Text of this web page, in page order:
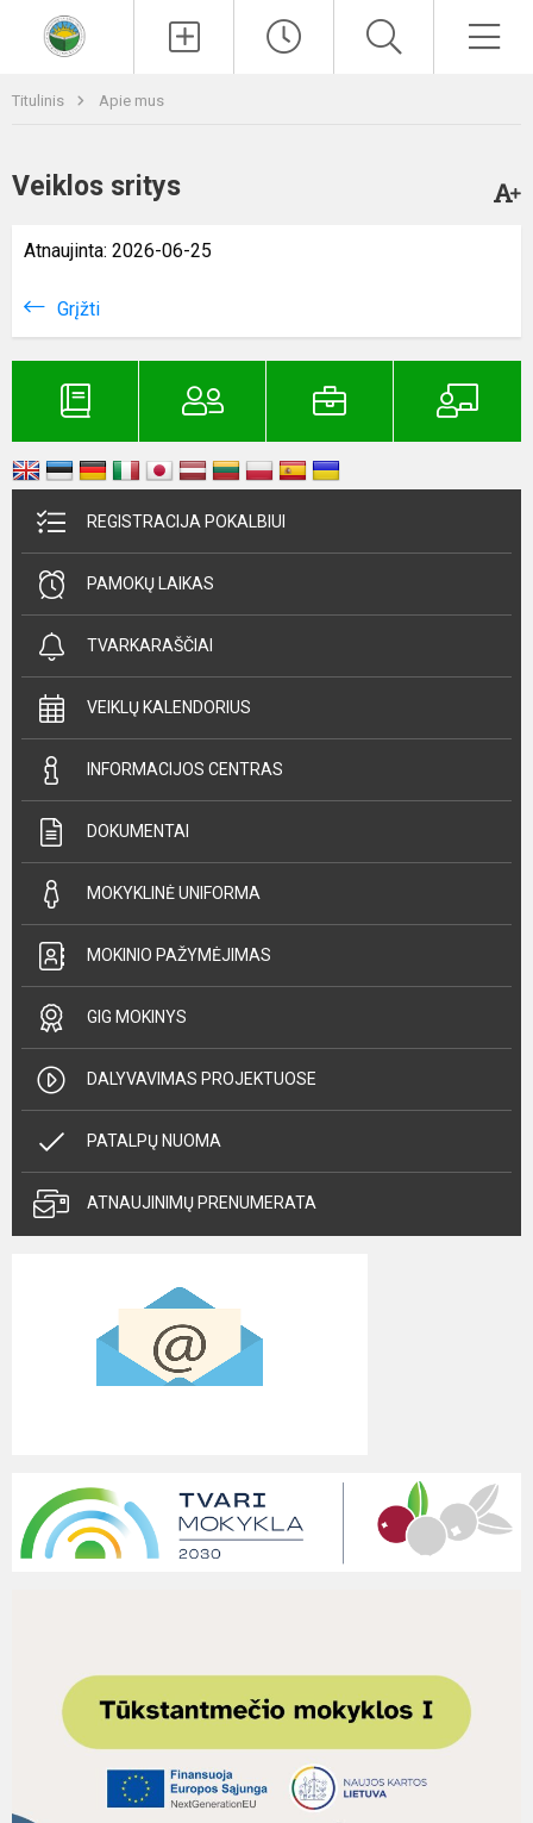
Titulinis Apie mus
Veiklos sritys
Atnaujinta: 2026-06-25
Grįžti
REGISTRACIJA POKALBIUI
PAMOKŲ LAIKAS
TVARKARAŠČIAI
VEIKLŲ KALENDORIUS
INFORMACIJOS CENTRAS
DOKUMENTAI
MOKYKLINĖ UNIFORMA
MOKINIO PAŽYMĖJIMAS
GIG MOKINYS
DALYVAVIMAS PROJEKTUOSE
PATALPŲ NUOMA
ATNAUJINIMŲ PRENUMERATA